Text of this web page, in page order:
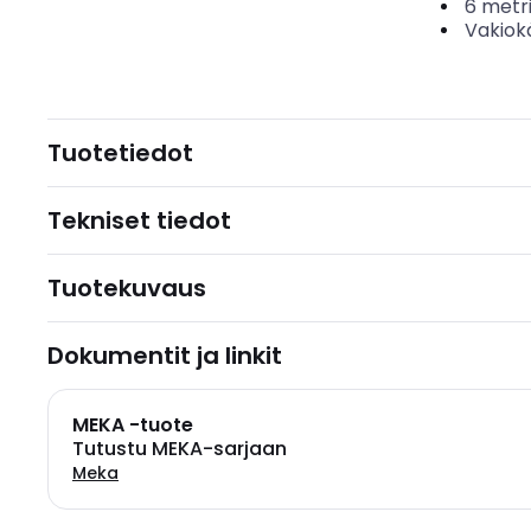
6 metri
Tuotetiedot
Tekniset tiedot
Tuotekuvaus
Dokumentit ja linkit
MEKA -tuote
Tutustu MEKA-sarjaan
Meka